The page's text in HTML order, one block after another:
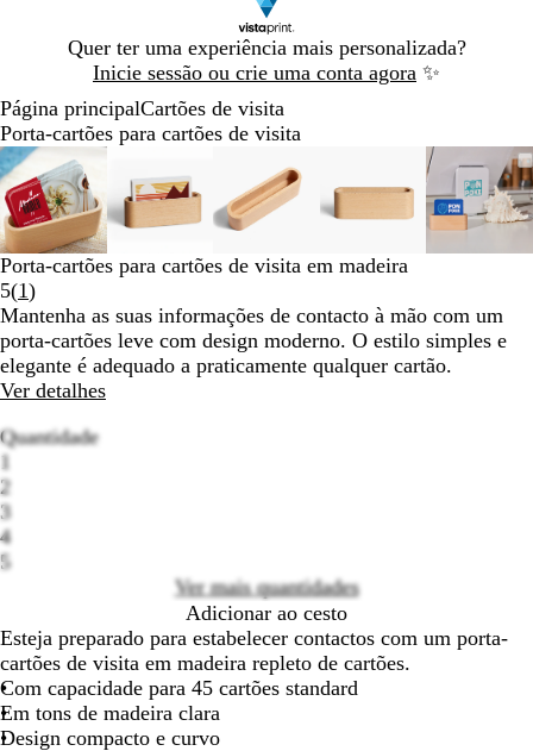
Quer ter uma experiência mais personalizada?
Inicie sessão ou crie uma conta agora ✨
Diapositivo
1
Página principalCartões de visita
Porta-cartões para cartões de visita
Imagem
dimensionável
Dimensionada
para
mínimo
Clique
para
expandir
Utilize
as
teclas
menos
mais
para
fazer
zoom
e
as
dimensionável
para
mínimo
para
expandir
as
teclas
de
menos
mais
para
fazer
zoom
dimensionável
para
mínimo
para
expandir
as
teclas
menos
mais
para
fazer
Imagem
dimensionável
Dimensionada
para
mínimo
Clique
para
expandir
Utilize
as
menos
mais
para
fazer
para
para
as
teclas
de
menos
mais
para
Diapositivo
1
de
5
Porta-cartões para cartões de visita em madeira
5(1Ler
1
opiniões
)
Mantenha as suas informações de contacto à mão com um
porta-cartões leve com design moderno. O estilo simples e
elegante é adequado a praticamente qualquer cartão.
Ver detalhes
Quantidade
1
2
3
4
5
Ver mais quantidades
Adicionar ao cesto
Esteja preparado para estabelecer contactos com um porta-
cartões de visita em madeira repleto de cartões.
Com capacidade para 45 cartões standard
Em tons de madeira clara
Design compacto e curvo